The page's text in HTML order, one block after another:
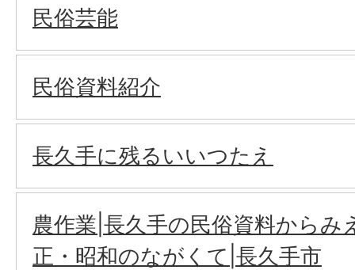
民俗芸能
民俗資料紹介
長久手に残るいいつたえ
農作業|長久手の民俗資料からみ
正・昭和のながくて|長久手市